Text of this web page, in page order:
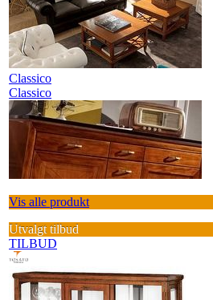
Classico
Classico
Vis alle produkt
Utvalgt tilbud
TILBUD